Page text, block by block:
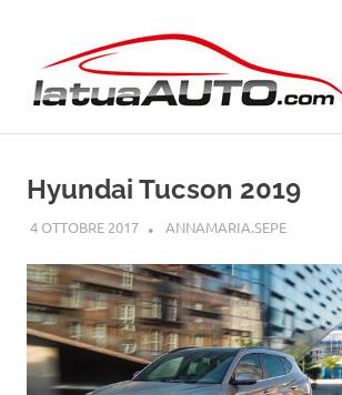
contenuto
Hyundai Tucson 2019
4 OTTOBRE 2017 ANNAMARIA.SEPEHYUNDAI